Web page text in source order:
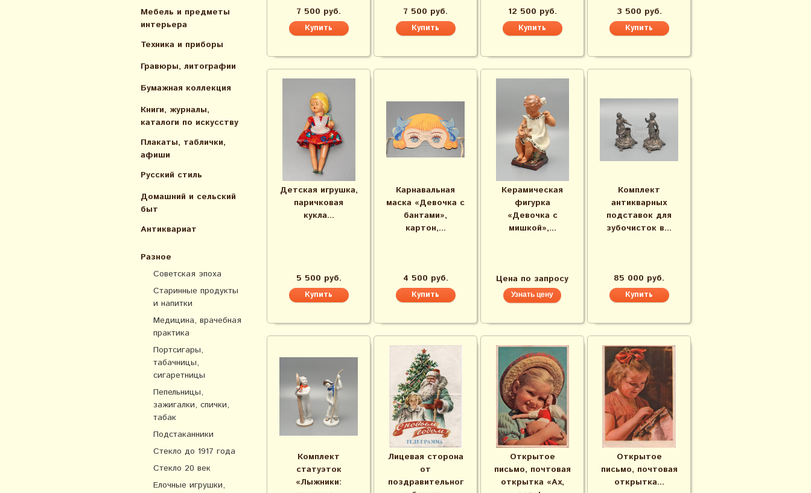
Мебель и предметы
интерьера
Техника и приборы
Гравюры, литографии
Бумажная коллекция
Книги, журналы,
каталоги по искусcтву
Плакаты, таблички,
афиши
Русский стиль
Домашний и сельский
быт
Антиквариат
Разное
Советская эпоха
Старинные продукты
и напитки
Медицина, врачебная
практика
Портсигары,
табачницы,
сигаретницы
Пепельницы,
зажигалки, спички,
табак
Подстаканники
Стекло до 1917 года
Стекло 20 век
Елочные игрушки,
7 500 руб. 7 500 руб. 12 500 руб. 3 500 руб.
Детская игрушка,
паричковая
кукла...
5 500 руб.
Карнавальная
маска «Девочка с
бантами»,
картон,...
4 500 руб.
Керамическая
фигурка
«Девочка с
мишкой»,...
Цена по запросу
Узнать цену
Комплект
антикварных
подставок для
зубочисток в...
85 000 руб.
Комплект
статуэток
«Лыжники:
Лицевая сторона
от
поздравительног
Открытое
письмо, почтовая
открытка «Ах,
Открытое
письмо, почтовая
открытка...